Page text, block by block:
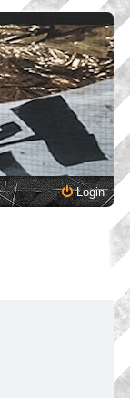
Login